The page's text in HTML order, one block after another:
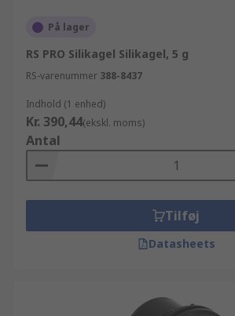
På lager
RS PRO Silikagel Silikagel, 5 g
RS-varenummer 388-8437
Indhold (1 enhed)
Kr. 390,44(ekskl. moms)
Antal
Tilføj
Datasheets